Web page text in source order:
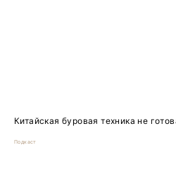
Китайская буровая техника не
Подкаст